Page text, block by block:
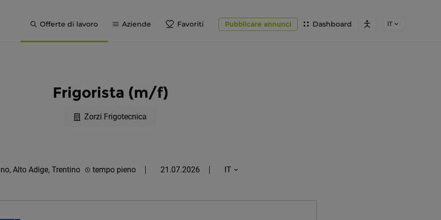
Offerte di lavoro Aziende Favoriti Dashboard
Pubblicare annunci IT
Frigorista (m/f)
Zorzi Frigotecnica
Alto Adige, Trentino tempo pieno 21.07.2026 IT